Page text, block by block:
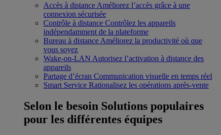
Accès à distance Améliorez l’accès grâce à une
connexion sécurisée
Contrôle à distance Contrôlez les appareils
indépendamment de la plateforme
Bureau à distance Améliorez la productivité où que
vous soyez
Wake-on-LAN Autorisez l’activation à distance des
appareils
Partage d’écran Communication visuelle en temps réel
Smart Service Rationalisez les opérations après-vente
Selon le besoin Solutions populaires
pour les différentes équipes